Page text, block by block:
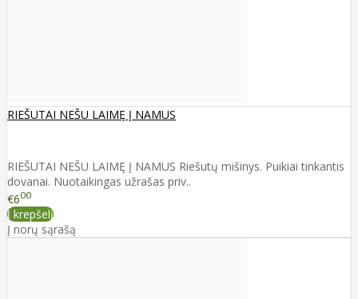
RIEŠUTAI NEŠU LAIMĘ Į NAMUS
RIEŠUTAI NEŠU LAIMĘ Į NAMUS Riešutų mišinys. Puikiai tinkantis
dovanai. Nuotaikingas užrašas priv..
€600
Į krepšelį
Į norų sąrašą